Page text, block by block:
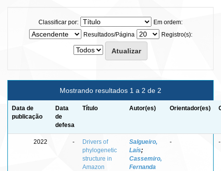
Classificar por:
Em ordem:
Resultados/Página
Registro(s):
Mostrando resultados 1 a 2 de 2
Data de
publicação
Data
de
defesa
Título Autor(es) Orientador(es)
2022 -
Drivers of
phylogenetic
structure in
Amazon
Salgueiro,
Laís;
Cassemiro,
Fernanda
- -